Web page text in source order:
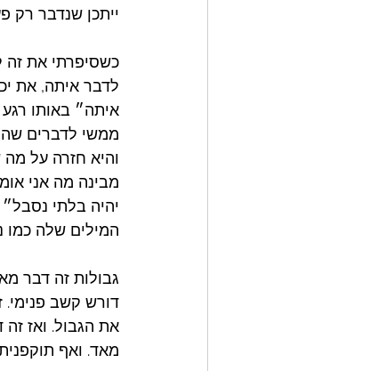
ייתכן שנדבר רק
כשסיפרתי את זה
לדבר איתה, את
איתה״ באותו
ממשי לדברים
והיא חזרה על
מבינה מה אני
יהיה בלתי
המילים שלה כמו
גבולות זה דבר
דורש קשב פנימי.
את הגבול. ואז
מאד. ואף